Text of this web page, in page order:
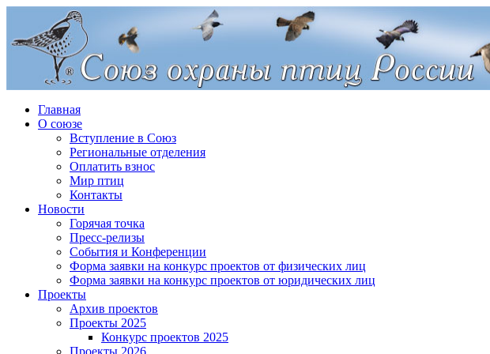
Главная
О союзе
Вступление в Союз
Региональные отделения
Оплатить взнос
Мир птиц
Контакты
Новости
Горячая точка
Пресс-релизы
События и Конференции
Форма заявки на конкурс проектов от физических лиц
Форма заявки на конкурс проектов от юридических лиц
Проекты
Архив проектов
Проекты 2025
Конкурс проектов 2025
Проекты 2026